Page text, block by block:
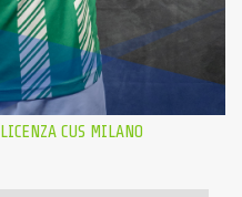
LICENZA CUS MILANO